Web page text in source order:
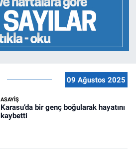
09 Ağustos 2025
ASAYİŞ
Karasu’da bir genç boğularak hayatını
kaybetti